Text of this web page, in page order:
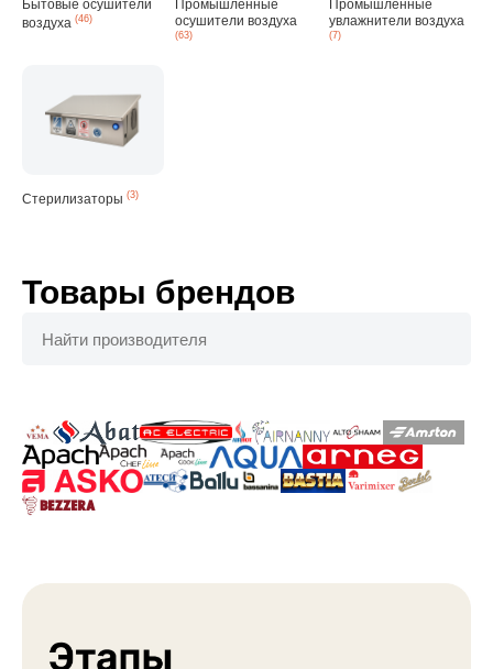
Бытовые осушители
воздуха (46)
Промышленные
осушители воздуха
(63)
Промышленные
увлажнители воздуха
(7)
Стерилизаторы (3)
Товары брендов